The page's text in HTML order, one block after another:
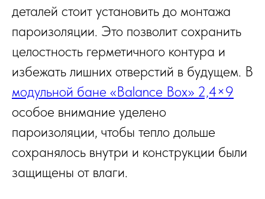
деталей стоит установить до монтажа
пароизоляции. Это позволит сохранить
целостность герметичного контура и
избежать лишних отверстий в будущем. В
модульной бане «Balance Box» 2,4×9
особое внимание уделено
пароизоляции, чтобы тепло дольше
сохранялось внутри и конструкции были
защищены от влаги.